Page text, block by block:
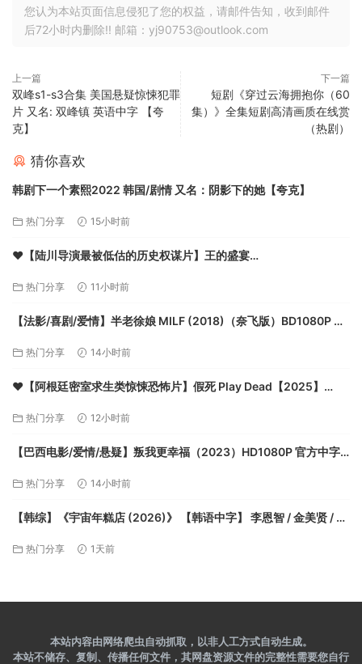
您认为本站页面信息侵犯了您的权益，请邮件告知，收到邮件
后72小时内删除!! 邮箱：yj90753@outlook.com
上一篇
双峰s1-s3合集 美国悬疑惊悚犯罪
片 又名: 双峰镇 英语中字 【夸
克】
下一篇
短剧《穿过云海拥抱你（60
集）》全集短剧高清画质在线赏
（热剧）
猜你喜欢
韩剧下一个素熙2022 韩国/剧情 又名：阴影下的她【夸克】
热门分享 15小时前
❤️【陆川导演最被低估的历史权谋片】王的盛宴
热门分享 11小时前
【法影/喜剧/爱情】半老徐娘 MILF (2018)（奈飞版）BD1080P 中
热门分享 14小时前
❤️【阿根廷密室求生类惊悚恐怖片】假死 Play Dead【2025】
热门分享 12小时前
【巴西电影/爱情/悬疑】叛我更幸福（2023）HD1080P 官方中字
热门分享 14小时前
【韩综】《宇宙年糕店 (2026)》 【韩语中字】 李恩智 / 金美贤 / 李
热门分享 1天前
本站内容由网络爬虫自动抓取，以非人工方式自动生成。
本站不储存、复制、传播任何文件，其网盘资源文件的完整性需要您自行